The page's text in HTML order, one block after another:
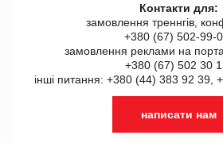
Контакти для:
замовлення треннгів,
+380 (67) 502-99-
замовлення реклами на
+380 (67) 502 30
інші питання: +380 (44) 383 92 39,
написати нам